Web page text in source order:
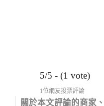
5/5 - (1 vote)
1位網友投票評論
關於本文評論的商家